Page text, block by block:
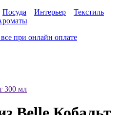
Посуда Интерьер
Текстиль
300 мл